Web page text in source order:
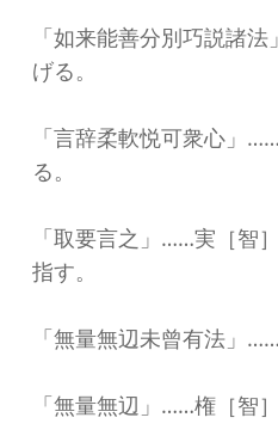
「如来能善分別巧説諸
げる。
「言辞柔軟悦可衆心」
る。
「取要言之」……実［智
指す。
「無量無辺未曾有法」
「無量無辺」……権［智］